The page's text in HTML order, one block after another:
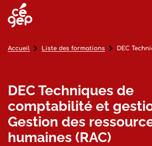
DEC Techniques de
comptabilité et
Gestion des
humaines (RAC)
Accueil Liste des formations